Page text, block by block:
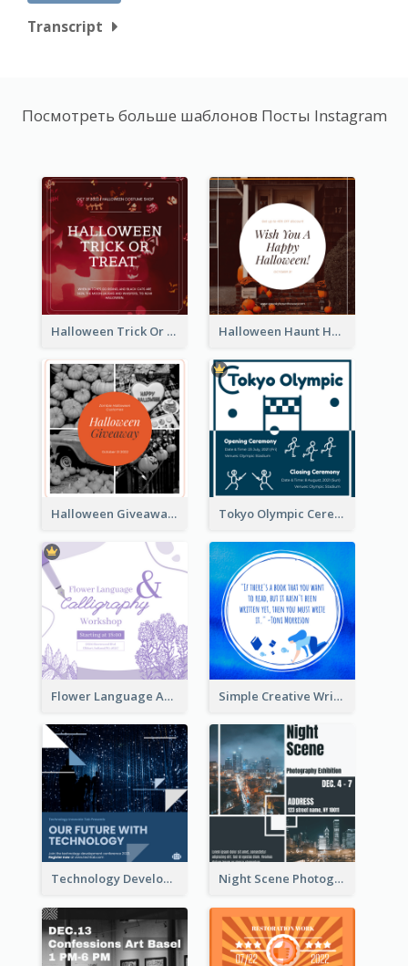
Transcript
Посмотреть больше шаблонов Посты Instagram
Halloween Trick Or Treat Instagram Post Halloween Haunt House Instagram Post
Halloween Giveaway Instagram Post Tokyo Olympic Ceremony Instagram Post
Flower Language And Calligraphy Instagram Post Simple Creative Writing Quote Instagram Post
Technology Development Conference Instagram Post Night Scene Photography Exhibition Instagram Post